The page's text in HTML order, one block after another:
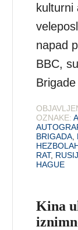
kulturni
napad
BBC,
OZNAKE:
BRIGADA
RAT,
HAGUE
Kina